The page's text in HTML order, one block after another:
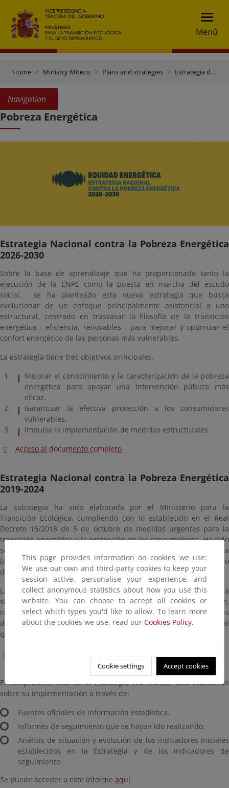
Menú
Home Ministry Miteco Plans and strategies Estrategia de Pobreza Energética
Navigation
Pobreza Energética
Estrategia Nacional contra la Pobreza Energética
2026-2030
Sobre la base de aprendizaje que ha proporcionado tanto la
ejecución de la ENPE como la puesta en marcha del escudo
social, se ha planteado esta nueva estrategia que busca
evolucionar de un enfoque principalmente asistencial a uno
estructural, centrado en trasvasar la filosofía de la transición
energética - eficiencia, renovables - para mejorar y optimizar el
confort energético de las personas más vulnerables.
La estrategia tiene tres objetivos principales.
Mejorar el conocimiento y la caracterización de la pobreza
energética para apoyar una intervención pública más
eficaz.
Garantizar la efectiva protección a los consumidores
vulnerables.
Impulsa la implementación de medidas estructurales.
Acceso al documento completo
Estrategia Nacional contra la Pobreza Energética
2019-2024
La Estrategia ha sido elaborada por el Ministerio para la
Transición Ecológica, cumpliendo con lo establecido en el Real
Decreto 15/2018 de 5 de octubre de medidas urgentes para la
transición energética y la protección de los consumidores. Ha sido
sometida a consulta pública y el documento final, que incorpora
las aportaciones de la sociedad civil, fue aprobado por el Consejo
de Ministros del 5 de abril de 2019.
La Estrategia establece, por primera vez, una definición de la
situación de pobreza energética y del consumidor vulnerable,
realiza un diagnóstico de la situación en España, determina ejes
de actuación y fija objetivos de reducción de este problema social
que afecta a más de 3,5 millones de personas en nuestro país.
El compromiso final de la Estrategia era realizar una evaluación
sobre su implementación a través de:
Fuentes oficiales de información estadística.
Informes de seguimiento que se hayan ido realizando.
Análisis de situación y evolución de los indicadores iniciales
establecidos en la Estrategia y de los indicadores de
seguimiento.
Se puede acceder a este informe aquí
This page provides information on cookies we use:
We use our own and third-party cookies to keep your
session active, personalise your experience, and
collect anonymous statistics about how you use this
website. You can choose to accept all cookies or
select which types you'd like to allow. To learn more
about the cookies we use, read our Cookies Policy.
Cookie settings Accept cookies